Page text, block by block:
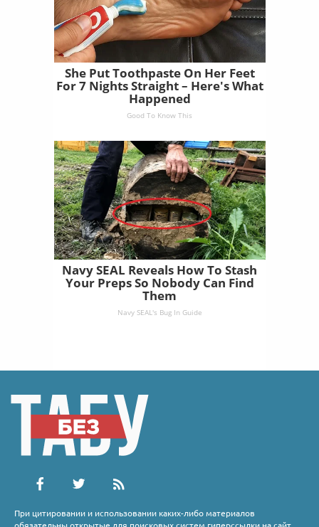
She Put Toothpaste On Her Feet
For 7 Nights Straight – Here's What
Happened
Good To Know This
Navy SEAL Reveals How To Stash
Your Preps So Nobody Can Find
Them
Navy SEAL's Bug In Guide
При цитировании и использовании каких-либо материалов
обязательны открытые для поисковых систем гиперссылки на сайт